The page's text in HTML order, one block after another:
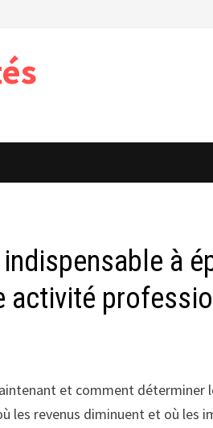
à
activité
et comment
revenus diminuent et où les